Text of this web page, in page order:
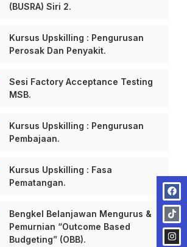
(BUSRA) Siri 2.
Kursus Upskilling : Pengurusan
Perosak Dan Penyakit.
Sesi Factory Acceptance Testing
MSB.
Kursus Upskilling : Pengurusan
Pembajaan.
Kursus Upskilling : Fasa
Pematangan.
Bengkel Belanjawan Mengurus &
Pemurnian “Outcome Based
Budgeting” (OBB).